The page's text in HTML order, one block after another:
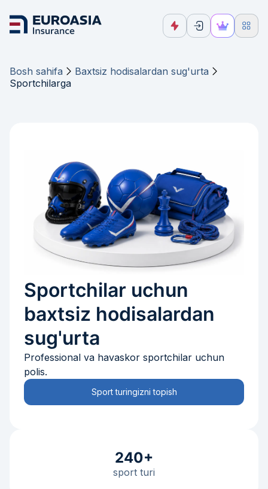
Bosh sahifa
Baxtsiz hodisalardan sug'urta
Sportchilarga
Sportchilar uchun
baxtsiz hodisalardan
sug'urta
Professional va havaskor sportchilar uchun
polis.
Sport turingizni topish
240+
sport turi